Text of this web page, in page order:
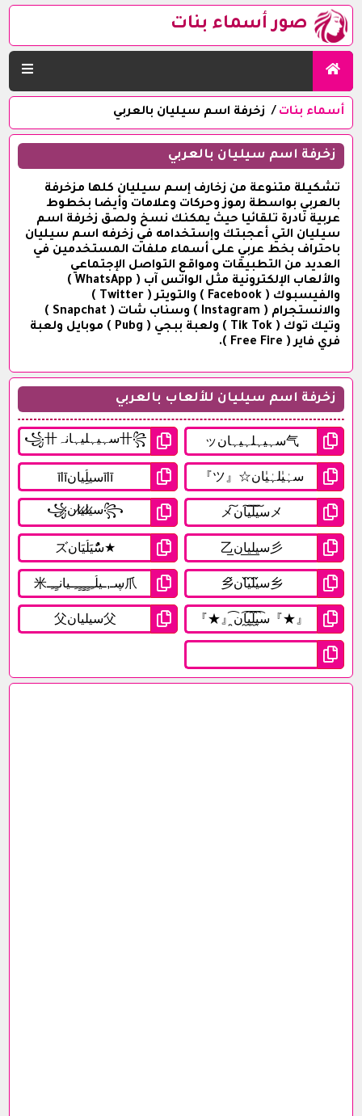
صور أسماء بنات
أسماء بنات زخرفة اسم سيليان بالعربي
زخرفة اسم سيليان بالعربي
تشكيلة متنوعة من زخارف إسم سيليان كلها مزخرفة
بالعربي بواسطة رموز وحركات وعلامات وأيضا بخطوط
عربية نادرة تلقائيا حيث يمكنك نسخ ولصق زخرفة اسم
سيليان التي أعجبتك وإستخدامه في زخرفه اسم سيليان
باحتراف بخط عربي على أسماء ملفات المستخدمين في
العديد من التطبيقات ومواقع التواصل الإجتماعي
والألعاب الإلكترونية مثل الواتس آب ( WhatsApp )
والفيسبوك ( Facebook ) والتويتر ( Twitter )
والانستجرام ( Instagram ) وسناب شات ( Snapchat )
وتيك توك ( Tik Tok ) ولعبة ببجي ( Pubg ) موبايل ولعبة
فري فاير ( Free Fire ).
زخرفة اسم سيليان للألعاب بالعربي